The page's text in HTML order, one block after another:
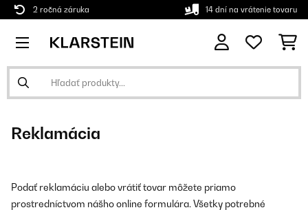
2 ročná záruka 14 dní na vrátenie tovaru
Reklamácia
Podať reklamáciu alebo vrátiť tovar môžete priamo
prostredníctvom nášho online formulára. Všetky potrebné